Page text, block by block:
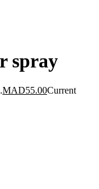
spray
MAD55.00Current